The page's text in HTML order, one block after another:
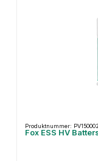
Produktnummer:
Fox ESS HV